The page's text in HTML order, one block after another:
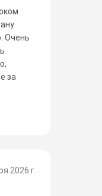
Очень
за
2026 г.